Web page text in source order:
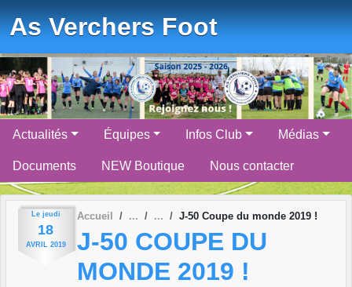
As Verchers Foot
Actualités Équipes Infos Club Médias
Documents NEW Boutique Nous contacter
Le jeudi
18
AVRIL 2019
Accueil J-50 Coupe du monde 2019 !
J-50 COUPE DU
MONDE 2019 !